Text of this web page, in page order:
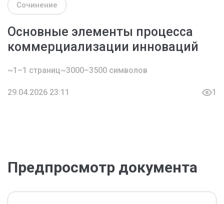
Сочинение
Основные элементы процесса
коммерциализации инноваций
~1–1 страниц~3000–3500 символов
29.04.2026 23:11 1
Предпросмотр документа